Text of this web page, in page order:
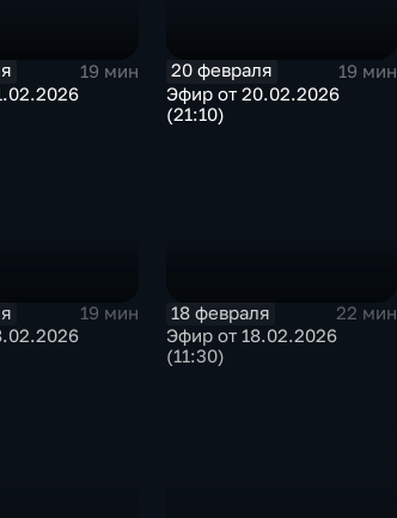
19 мин
20 февраля
19 мин
Эфир от 20.02.2026
(21:10)
19 мин
18 февраля
22 мин
Эфир от 18.02.2026
(11:30)